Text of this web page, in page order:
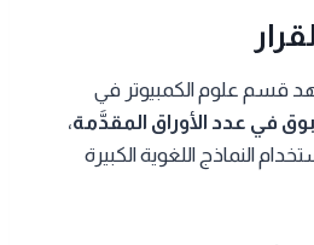
قسم علوم الكمبيوتر في
في عدد الأوراق المقدَّمة،
النماذج اللغوية الكبيرة